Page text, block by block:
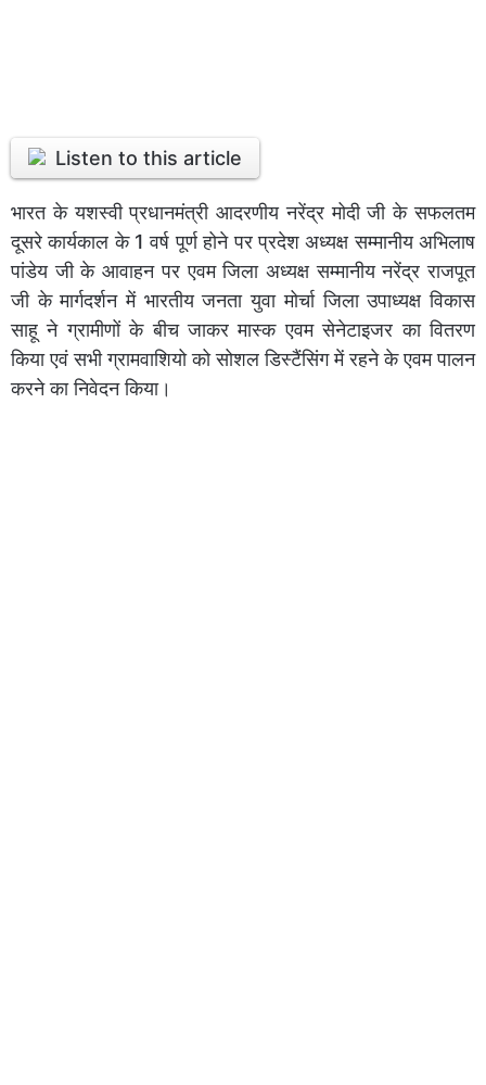
Listen to this article
भारत के यशस्वी प्रधानमंत्री आदरणीय नरेंद्र मोदी जी के सफलतम
दूसरे कार्यकाल के 1 वर्ष पूर्ण होने पर प्रदेश अध्यक्ष सम्मानीय अभिलाष
पांडेय जी के आवाहन पर एवम जिला अध्यक्ष सम्मानीय नरेंद्र राजपूत
जी के मार्गदर्शन में भारतीय जनता युवा मोर्चा जिला उपाध्यक्ष विकास
साहू ने ग्रामीणों के बीच जाकर मास्क एवम सेनेटाइजर का वितरण
किया एवं सभी ग्रामवाशियो को सोशल डिस्टैंसिंग में रहने के एवम पालन
करने का निवेदन किया।